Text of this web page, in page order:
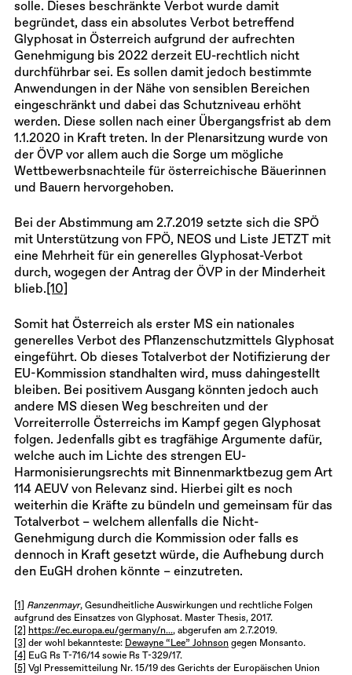
solle. Dieses beschränkte Verbot wurde damit
begründet, dass ein absolutes Verbot betreffend
Glyphosat in Österreich aufgrund der aufrechten
Genehmigung bis 2022 derzeit EU-rechtlich nicht
durchführbar sei. Es sollen damit jedoch bestimmte
Anwendungen in der Nähe von sensiblen Bereichen
eingeschränkt und dabei das Schutzniveau erhöht
werden. Diese sollen nach einer Übergangsfrist ab dem
1.1.2020 in Kraft treten. In der Plenarsitzung wurde von
der ÖVP vor allem auch die Sorge um mögliche
Wettbewerbsnachteile für österreichische Bäuerinnen
und Bauern hervorgehoben.
Bei der Abstimmung am 2.7.2019 setzte sich die SPÖ
mit Unterstützung von FPÖ, NEOS und Liste JETZT mit
eine Mehrheit für ein generelles Glyphosat-Verbot
durch, wogegen der Antrag der ÖVP in der Minderheit
blieb. [10]
Somit hat Österreich als erster MS ein nationales
generelles Verbot des Pflanzenschutzmittels Glyphosat
eingeführt. Ob dieses Totalverbot der Notifizierung der
EU-Kommission standhalten wird, muss dahingestellt
bleiben. Bei positivem Ausgang könnten jedoch auch
andere MS diesen Weg beschreiten und der
Vorreiterrolle Österreichs im Kampf gegen Glyphosat
folgen. Jedenfalls gibt es tragfähige Argumente dafür,
welche auch im Lichte des strengen EU-
Harmonisierungsrechts mit Binnenmarktbezug gem Art
114 AEUV von Relevanz sind. Hierbei gilt es noch
weiterhin die Kräfte zu bündeln und gemeinsam für das
Totalverbot – welchem allenfalls die Nicht-
Genehmigung durch die Kommission oder falls es
dennoch in Kraft gesetzt würde, die Aufhebung durch
den EuGH drohen könnte – einzutreten.
[1] Ranzenmayr, Gesundheitliche Auswirkungen und rechtliche Folgen
aufgrund des Einsatzes von Glyphosat. Master Thesis, 2017.
[2]
https://ec.europa.eu/germany/n..., abgerufen am 2.7.2019.
[3] der wohl bekannteste: Dewayne “Lee” Johnson gegen Monsanto.
[4]
EuG Rs T-716/14 sowie Rs T-329/17.
[5] Vgl Pressemitteilung Nr. 15/19 des Gerichts der Europäischen Union